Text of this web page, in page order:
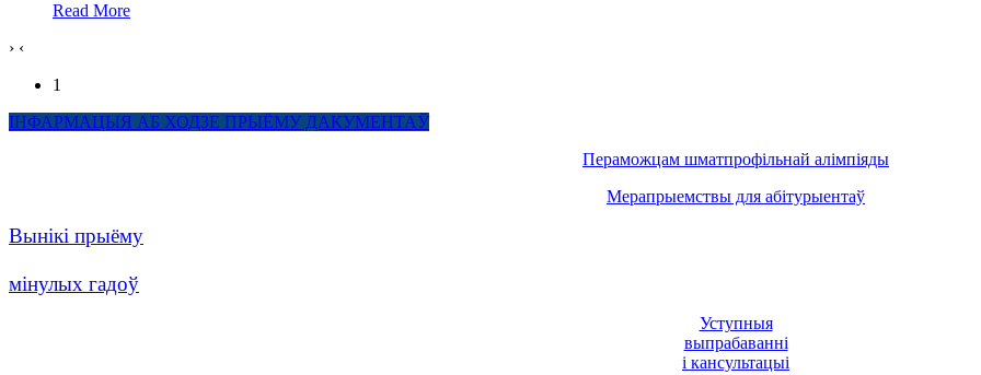
Read More
› ‹
1
ІНФАРМАЦЫЯ АБ ХОДЗЕ ПРЫЁМУ ДАКУМЕНТАЎ
Пераможцам шматпрофільнай алімпіяды
Мерапрыемствы для абітурыентаў
Вынікі прыёму
мінулых гадоў
Уступныя
выпрабаванні
і кансультацыі